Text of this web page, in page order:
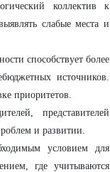
коллектив к
слабые места и
способствует более
источников.
приоритетов.
представителей
и развитии.
условием для
где учитываются